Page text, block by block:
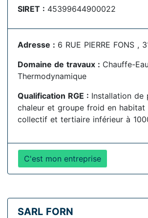
SIRET : 45399644900022
Adresse : 6 RUE PIERRE FONS ,
Domaine de travaux : Chauffe-Eau
Thermodynamique
Qualification RGE : Installation de
chaleur et groupe froid en habitat
collectif et tertiaire inférieur à
C'est mon entreprise
SARL FORN